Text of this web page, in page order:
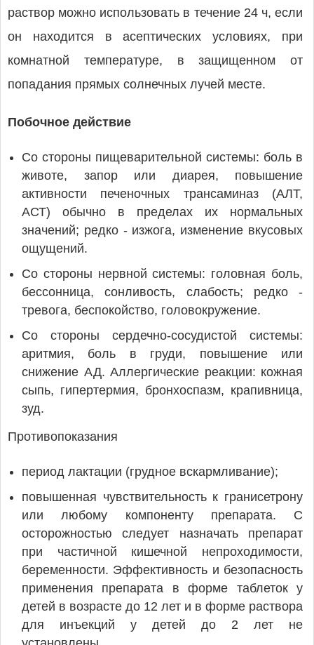
раствор можно использовать в течение 24 ч, если
он находится в асептических условиях, при
комнатной температуре, в защищенном от
попадания прямых солнечных лучей месте.
Побочное действие
Со стороны пищеварительной системы: боль в
животе, запор или диарея, повышение
активности печеночных трансаминаз (АЛТ,
АСТ) обычно в пределах их нормальных
значений; редко - изжога, изменение вкусовых
ощущений.
Со стороны нервной системы: головная боль,
бессонница, сонливость, слабость; редко -
тревога, беспокойство, головокружение.
Со стороны сердечно-сосудистой системы:
аритмия, боль в груди, повышение или
снижение АД. Аллергические реакции: кожная
сыпь, гипертермия, бронхоспазм, крапивница,
зуд.
Противопоказания
период лактации (грудное вскармливание);
повышенная чувствительность к гранисетрону
или любому компоненту препарата. С
осторожностью следует назначать препарат
при частичной кишечной непроходимости,
беременности. Эффективность и безопасность
применения препарата в форме таблеток у
детей в возрасте до 12 лет и в форме раствора
для инъекций у детей до 2 лет не